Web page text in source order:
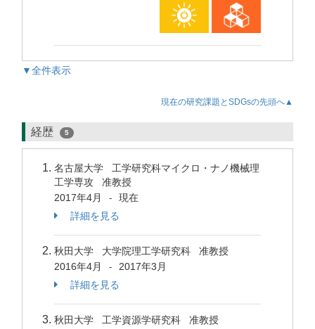
▼全件表示
現在の研究課題とSDGsの先頭へ▲
経歴 5
名古屋大学 工学研究科マイクロ・ナノ機械理
工学専攻 准教授
2017年4月
-
現在
詳細を見る
秋田大学 大学院理工学研究科 准教授
2016年4月
-
2017年3月
詳細を見る
秋田大学 工学資源学研究科 准教授